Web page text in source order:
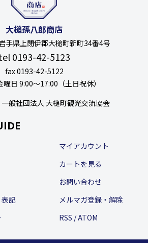
大槌孫八郎商店
手県上閉伊郡大槌町新町34番4号
0193-42-5123
fax 0193-42-5122
曜日 9:00〜17:00（土日祝休）
一般社団法人 大槌町観光交流協会
記
マイアカウント
カートを見る
お問い合わせ
メルマガ登録・解除
RSS /ATOM